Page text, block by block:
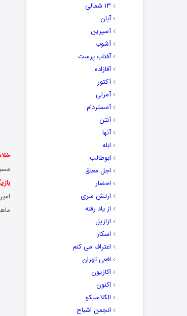
۱۳ شمالی
آبان
آسپرین
آشوب
آفتاب پرست
آقازاده
آکتور
آمرلی
آمستردام
آنتن
آنها
ابله
ابوطالب
اجل معلق
احضار
ارتش سری
از یاد رفته
ازازیل
اسکار
اعتراف می کنم
افعی تهران
اکازیون
اکنون
الکلاسیکو
انجمن اشباح